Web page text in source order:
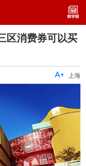
区消费券可以买
上海
